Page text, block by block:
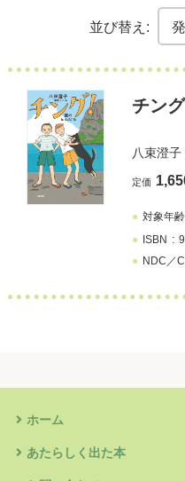
並び替え:
チン
八束澄子
定価
対象年齢
ISBN
NDC／
ホーム
あたらしく出た本